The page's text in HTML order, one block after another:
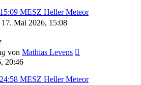
MESZ Heller Meteor
17. Mai 2026, 15:08
von Mathias Levens
20:46
MESZ Heller Meteor